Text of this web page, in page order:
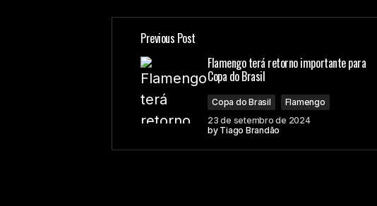
O seu endereço de e-mail não será publicado.
Comment
Previous Post
Flamengo terá retorno importante para
Copa do Brasil
Copa do Brasil
Flamengo
23 de setembro de 2024
by Tiago Brandão